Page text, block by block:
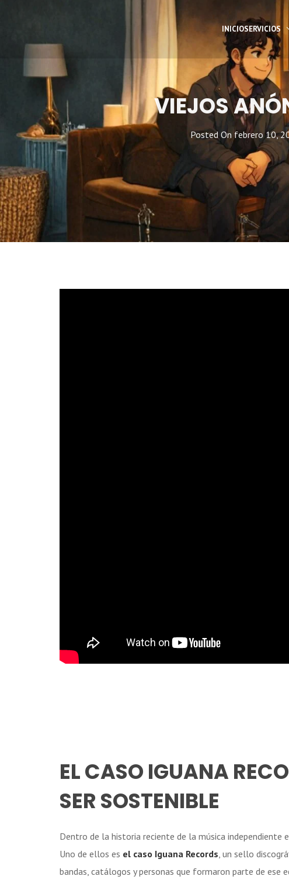
INICIOSERVICIOS
VIEJOS
Posted Onfebrero 10,
EL CASO IGUANA
SER SOSTENIBLE
Dentro de la historia reciente de la música independiente
Uno de ellos es el caso Iguana Records, un sello
bandas, catálogos y personas que formaron parte de ese